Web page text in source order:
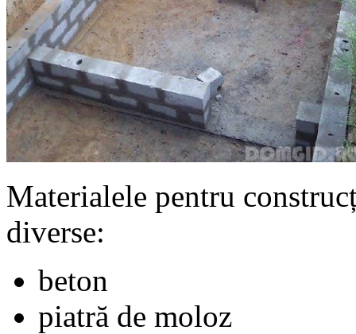
Materialele pentru
diverse:
beton
piatră de moloz